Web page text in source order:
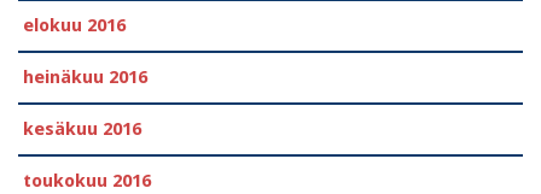
elokuu 2016
heinäkuu 2016
kesäkuu 2016
toukokuu 2016